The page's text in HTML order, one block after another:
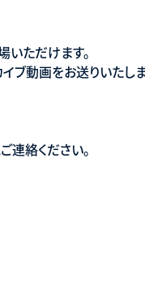
ただけます。
動画をお送りいたしま
連絡ください。